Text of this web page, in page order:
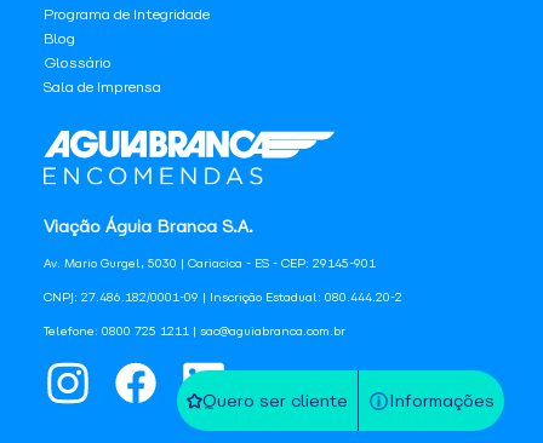
Quero ser cliente Informações
Viação Águia Branca S.A.
Av. Mario Gurgel, 5030 | Cariacica - ES - CEP: 29145-901
CNPJ: 27.486.182/0001-09 | Inscrição Estadual: 080.444.20-2
Telefone: 0800 725 1211 | sac@aguiabranca.com.br
Programa de Integridade
Blog
Glossário
Sala de Imprensa